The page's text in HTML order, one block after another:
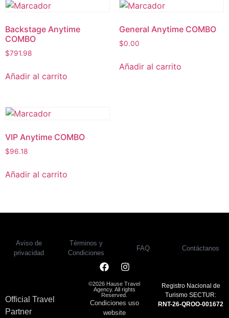
Backstage Anytime
COMBO
$791.98
Añadir al carrito
General Anytime COMBO
$0.00
Añadir al carrito
VIP Anytime COMBO
$96.18
Añadir al carrito
Aviso de
privacidad
Términos y
Condiciones
FAQ Contáctanos
Official Travel
Partner
©2026 Hause Travel
Agency. All rights
Reserved.
Condiciones uso
website
Registro Nacional de
Turismo SECTUR:
RNT-26-QROO-001672